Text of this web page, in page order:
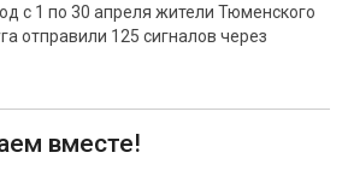
с 1 по 30 апреля жители Тюменского
отправили 125 сигналов через
вместе!